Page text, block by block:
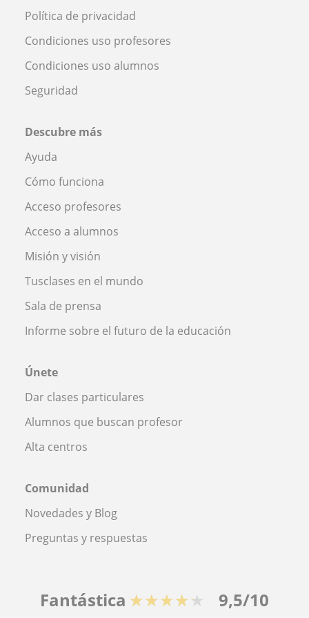
Política de privacidad
Condiciones uso profesores
Condiciones uso alumnos
Seguridad
Descubre más
Ayuda
Cómo funciona
Acceso profesores
Acceso a alumnos
Misión y visión
Tusclases en el mundo
Sala de prensa
Informe sobre el futuro de la educación
Únete
Dar clases particulares
Alumnos que buscan profesor
Alta centros
Comunidad
Novedades y Blog
Preguntas y respuestas
Fantástica ★★★★★ 9,5/10